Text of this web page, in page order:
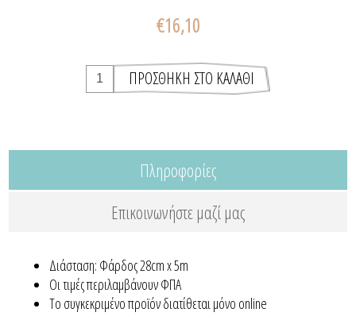
€16,10
Πληροφορίες
Επικοινωνήστε μαζί μας
Διάσταση: Φάρδος 28cm x 5m
Οι τιμές περιλαμβάνουν ΦΠΑ
Το συγκεκριμένο προϊόν διατίθεται μόνο online